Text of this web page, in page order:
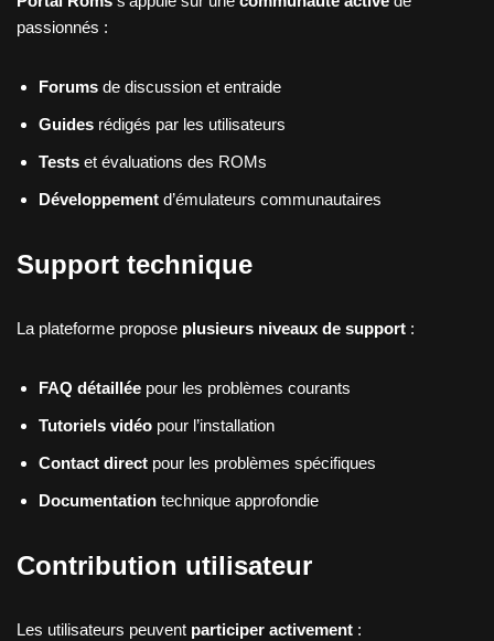
passionnés :
Forums de discussion et entraide
Guides rédigés par les utilisateurs
Tests et évaluations des ROMs
Développement d’émulateurs communautaires
Support technique
La plateforme propose plusieurs niveaux de support :
FAQ détaillée pour les problèmes courants
Tutoriels vidéo pour l’installation
Contact direct pour les problèmes spécifiques
Documentation technique approfondie
Contribution utilisateur
Les utilisateurs peuvent participer activement :